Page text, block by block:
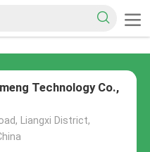
Technology Co.,
Liangxi District,